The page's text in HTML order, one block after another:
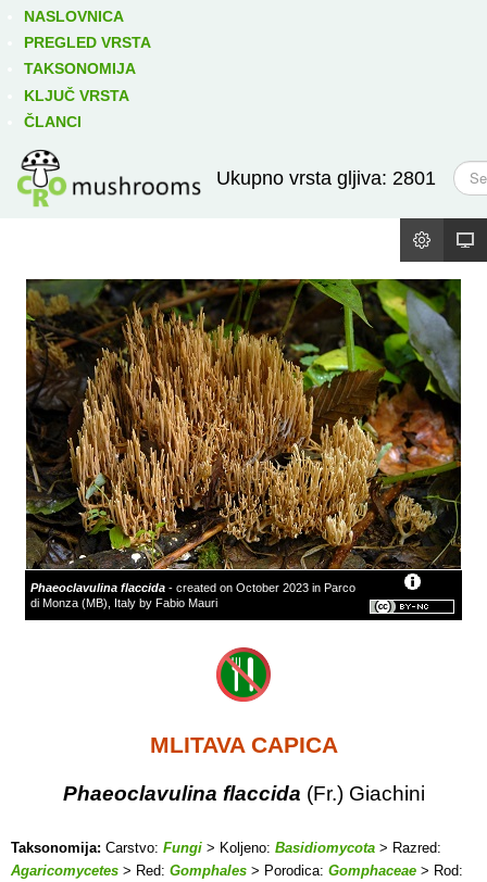
NASLOVNICA
PREGLED VRSTA
TAKSONOMIJA
KLJUČ VRSTA
ČLANCI
Ukupno vrsta gljiva: 2801
T
r
ž
Phaeoclavulina flaccida - created on October 2023 in Parco
di Monza (MB), Italy by Fabio Mauri
MLITAVA CAPICA
Phaeoclavulina flaccida (Fr.) Giachini
Taksonomija: Carstvo: Fungi > Koljeno: Basidiomycota > Razred:
Agaricomycetes > Red: Gomphales > Porodica: Gomphaceae > Rod:
Izravno podređene niže takse: